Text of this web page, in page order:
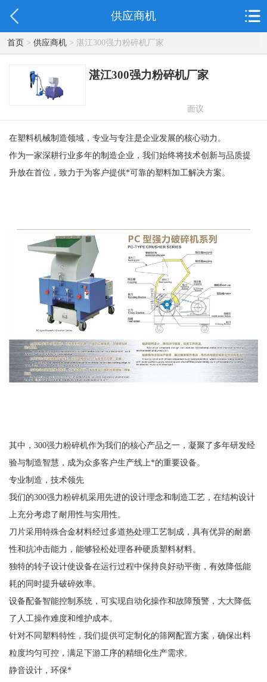
供应商机
首页> 供应商机> 湛江300强力粉碎机厂家
湛江300强力粉碎机厂家
面议
在塑料机械制造领域，专业与专注是企业发展的核心动力。
作为一家深耕行业多年的制造企业，我们始终将技术创新与品质提
升放在首位，致力于为客户提供*可靠的塑料加工解决方案。
其中，300强力粉碎机作为我们的核心产品之一，凝聚了多年研发经
验与制造智慧，成为众多客户生产线上*的重要设备。
专业制造，技术领先
我们的300强力粉碎机采用先进的设计理念和制造工艺，在结构设计
上充分考虑了耐用性与实用性。
刀片采用特殊合金材料经过多道热处理工艺制成，具有优异的耐磨
性和抗冲击能力，能够轻松处理各种硬质塑料材料。
独特的转子设计使设备在运行过程中保持良好动平衡，有效降低能
耗的同时提升破碎效率。
设备配备智能控制系统，可实现自动化操作和故障预警，大大降低
了人工操作难度和维护成本。
针对不同塑料特性，我们提供可定制化的筛网配置方案，确保出料
粒度均匀可控，满足下游工序的精细化生产需求。
静音设计，环保*